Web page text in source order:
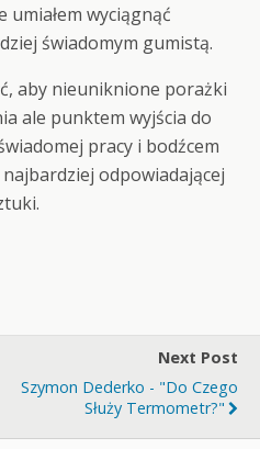
umiałem wyciągnąć
świadomym gumistą.
aby nieuniknione porażki
ale punktem wyjścia do
pracy i bodźcem
odpowiadającej
Next Post
Szymon Dederko - "Do Czego
Służy Termometr?"